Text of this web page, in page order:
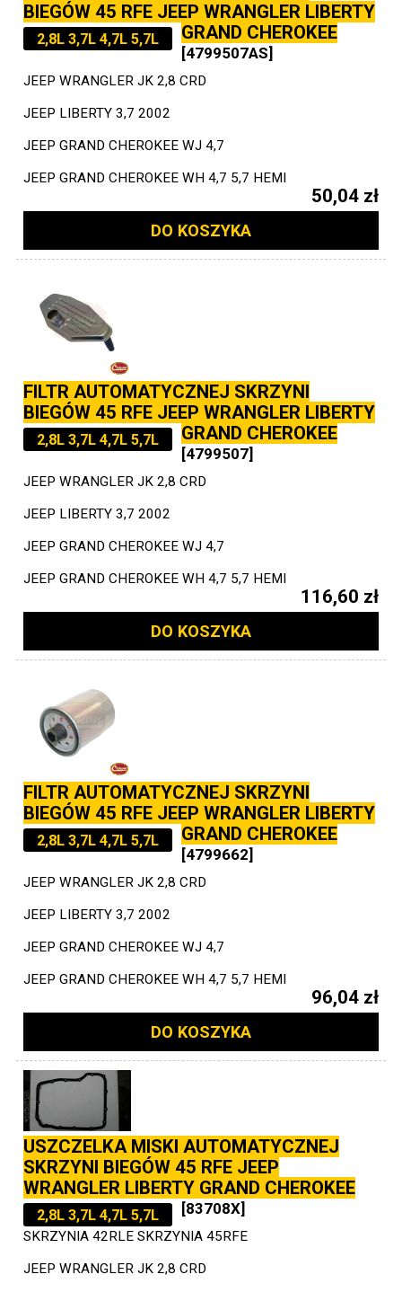
BIEGÓW 45 RFE JEEP WRANGLER LIBERTY
GRAND CHEROKEE
2,8L 3,7L 4,7L 5,7L
[4799507AS]
JEEP WRANGLER JK 2,8 CRD
JEEP LIBERTY 3,7 2002
JEEP GRAND CHEROKEE WJ 4,7
JEEP GRAND CHEROKEE WH 4,7 5,7 HEMI
50,04 zł
DO KOSZYKA
FILTR AUTOMATYCZNEJ SKRZYNI
BIEGÓW 45 RFE JEEP WRANGLER LIBERTY
GRAND CHEROKEE
2,8L 3,7L 4,7L 5,7L
[4799507]
JEEP WRANGLER JK 2,8 CRD
JEEP LIBERTY 3,7 2002
JEEP GRAND CHEROKEE WJ 4,7
JEEP GRAND CHEROKEE WH 4,7 5,7 HEMI
116,60 zł
DO KOSZYKA
FILTR AUTOMATYCZNEJ SKRZYNI
BIEGÓW 45 RFE JEEP WRANGLER LIBERTY
GRAND CHEROKEE
2,8L 3,7L 4,7L 5,7L
[4799662]
JEEP WRANGLER JK 2,8 CRD
JEEP LIBERTY 3,7 2002
JEEP GRAND CHEROKEE WJ 4,7
JEEP GRAND CHEROKEE WH 4,7 5,7 HEMI
96,04 zł
DO KOSZYKA
USZCZELKA MISKI AUTOMATYCZNEJ
SKRZYNI BIEGÓW 45 RFE JEEP
WRANGLER LIBERTY GRAND CHEROKEE
2,8L 3,7L 4,7L 5,7L [83708X]
SKRZYNIA 42RLE SKRZYNIA 45RFE
JEEP WRANGLER JK 2,8 CRD